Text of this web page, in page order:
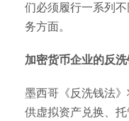
们必须履行一系列
务方面。
加密货币企业的反
墨西哥《反洗钱法
供虚拟资产兑换、